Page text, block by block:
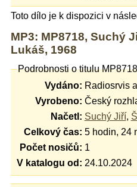
Toto dílo je k dispozici v
MP3: MP8718, Suchý
Lukáš, 1968
Podrobnosti o titulu
Vydáno: Radiosrvis
Vyrobeno: Český
Načetl: Suchý Jiří,
Celkový čas: 5 hodin, 24
Počet nosičů: 1
V katalogu od: 24.10.2024